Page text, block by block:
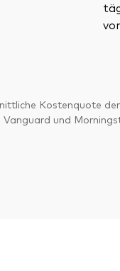
Kostenquote
und